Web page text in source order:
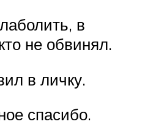
в
не обвинял.
в личку.
спасибо.